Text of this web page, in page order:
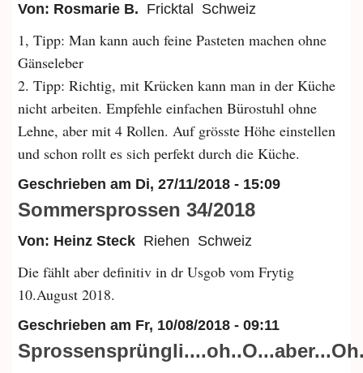
Von: Rosmarie B. Fricktal Schweiz
1, Tipp: Man kann auch feine Pasteten machen ohne
Gänseleber
2. Tipp: Richtig, mit Krücken kann man in der Küche
nicht arbeiten. Empfehle einfachen Bürostuhl ohne
Lehne, aber mit 4 Rollen. Auf grösste Höhe einstellen
und schon rollt es sich perfekt durch die Küche.
Geschrieben am Di, 27/11/2018 - 15:09
Sommersprossen 34/2018
Von: Heinz Steck Riehen Schweiz
Die fählt aber definitiv in dr Usgob vom Frytig
10.August 2018.
Geschrieben am Fr, 10/08/2018 - 09:11